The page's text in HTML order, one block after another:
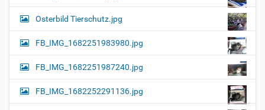
Osterbild Tierschutz.jpg
FB_IMG_1682251983980.jpg
FB_IMG_1682251987240.jpg
FB_IMG_1682252291136.jpg